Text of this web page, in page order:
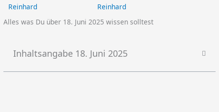
Reinhard
Alles was Du über 18. Juni 2025 wissen solltest
Inhaltsangabe 18. Juni 2025